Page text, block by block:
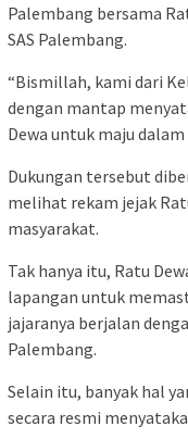
Palembang bersama
SAS Palembang.
“Bismillah, kami dari
dengan mantap
Dewa untuk maju
Dukungan tersebut
melihat rekam jejak
masyarakat.
Tak hanya itu, Ratu
lapangan untuk
jajaranya berjalan
Palembang.
Selain itu, banyak hal
secara resmi